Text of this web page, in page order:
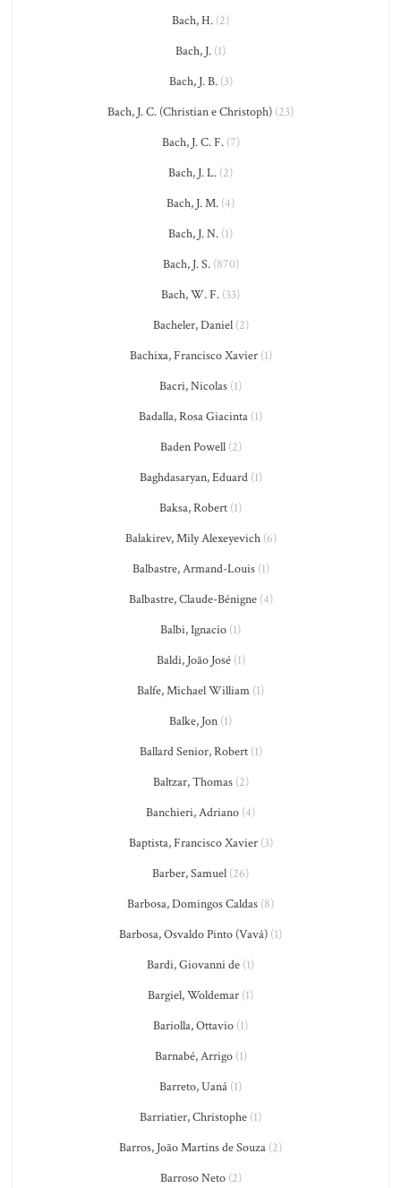
Bach, H. (2)
Bach, J. (1)
Bach, J. B.(3)
Bach, J. C. (Christian e Christoph) (23)
Bach, J. C. F.(7)
Bach, J. L. (2)
Bach, J. M. (4)
Bach, J. N. (1)
Bach, J. S.(870)
Bach, W. F. (33)
Bacheler, Daniel(2)
Bachixa, Francisco Xavier(1)
Bacri, Nicolas (1)
Badalla, Rosa Giacinta (1)
Baden Powell(2)
Baghdasaryan, Eduard(1)
Baksa, Robert (1)
Balakirev, Mily Alexeyevich(6)
Balbastre, Armand-Louis(1)
Balbastre, Claude-Bénigne(4)
Balbi, Ignacio (1)
Baldi, João José(1)
Balfe, Michael William (1)
Balke, Jon (1)
Ballard Senior, Robert(1)
Baltzar, Thomas(2)
Banchieri, Adriano (4)
Baptista, Francisco Xavier(3)
Barber, Samuel (26)
Barbosa, Domingos Caldas (8)
Barbosa, Osvaldo Pinto (Vavá) (1)
Bardi, Giovanni de (1)
Bargiel, Woldemar (1)
Bariolla, Ottavio (1)
Barnabé, Arrigo(1)
Barreto, Uaná (1)
Barriatier, Christophe (1)
Barros, João Martins de Souza (2)
Barroso Neto(2)